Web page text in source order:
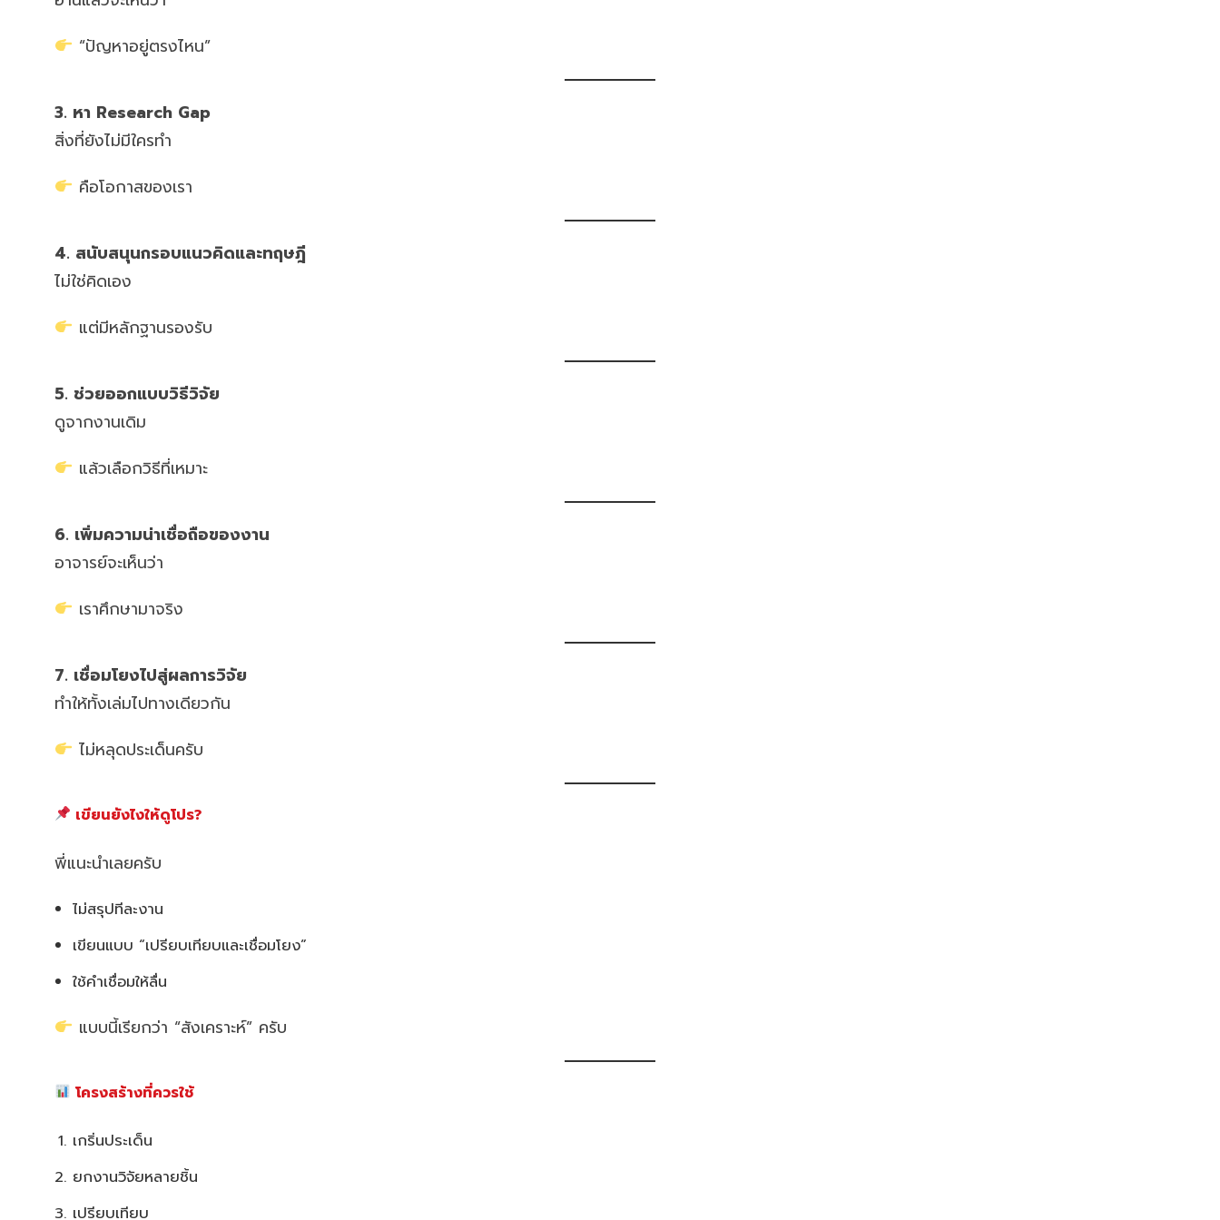
“ปัญหาอยู่ตรงไหน”
3. หา Research Gap
สิ่งที่ยังไม่มีใครทำ
คือโอกาสของเรา
4. สนับสนุนกรอบแนวคิดและทฤษฎี
ไม่ใช่คิดเอง
แต่มีหลักฐานรองรับ
5. ช่วยออกแบบวิธีวิจัย
ดูจากงานเดิม
แล้วเลือกวิธีที่เหมาะ
6. เพิ่มความน่าเชื่อถือของงาน
อาจารย์จะเห็นว่า
เราศึกษามาจริง
7. เชื่อมโยงไปสู่ผลการวิจัย
ทำให้ทั้งเล่มไปทางเดียวกัน
ไม่หลุดประเด็นครับ
เขียนยังไงให้ดูโปร?
พี่แนะนำเลยครับ
ไม่สรุปทีละงาน
เขียนแบบ “เปรียบเทียบและเชื่อมโยง”
ใช้คำเชื่อมให้ลื่น
แบบนี้เรียกว่า “สังเคราะห์” ครับ
โครงสร้างที่ควรใช้
เกริ่นประเด็น
ยกงานวิจัยหลายชิ้น
เปรียบเทียบ